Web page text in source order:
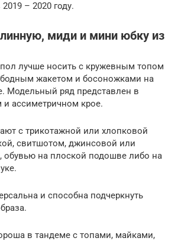
– 2020 году.
миди и мини юбку из
лучше носить с кружевным топом
жакетом и босоножками на
Модельный ряд представлен в
ассиметричном крое.
с трикотажной или хлопковой
свитшотом, джинсовой или
обувью на плоской подошве либо на
и способна подчеркнуть
в тандеме с топами, майками,